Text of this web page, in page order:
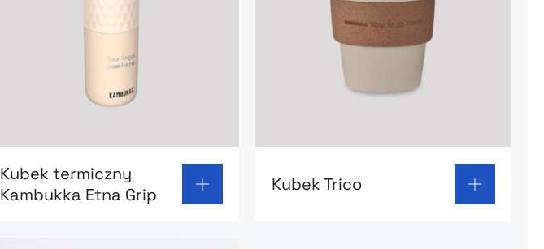
Kubek termiczny
Kambukka Etna Grip
Kubek Trico